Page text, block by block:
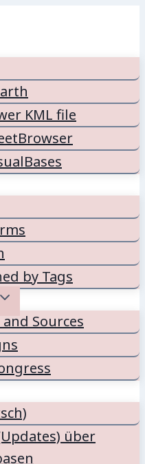
KML file
by Tags
Sources
über